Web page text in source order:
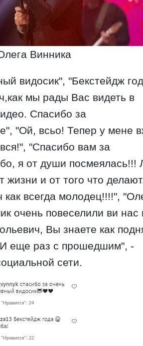
Винника
видосик", "Бекстейдж
мы рады Вас видеть в
Спасибо за
"Ой, всьо! Тепер у мене
"Спасибо вам за
я от души
и от того что
всегда молодец!!!!",
очень повеселили ви нас
Вы знаете как
еще раз с прошедшим", -
сети.